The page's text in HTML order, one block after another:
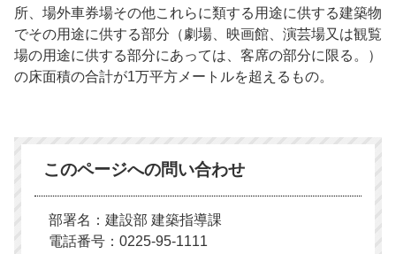
所、場外車券場その他これらに類する用途に供する建築物
でその用途に供する部分（劇場、映画館、演芸場又は観覧
場の用途に供する部分にあっては、客席の部分に限る。）
の床面積の合計が1万平方メートルを超えるもの。
このページへの問い合わせ
部署名：建設部 建築指導課
電話番号：0225-95-1111